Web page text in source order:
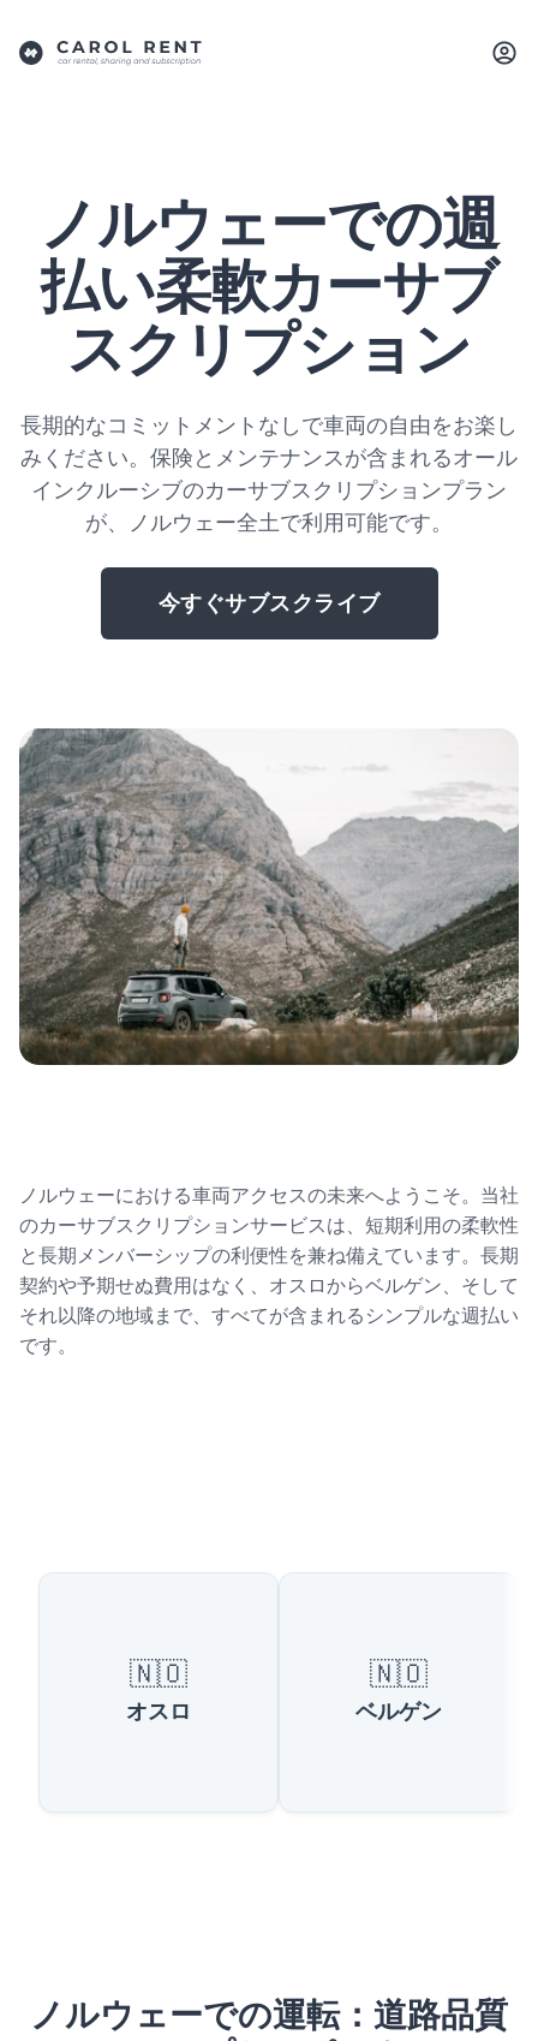
ノルウェーでの週
払い柔軟カーサブ
スクリプション
長期的なコミットメントなしで車両の自由をお楽し
みください。保険とメンテナンスが含まれるオール
インクルーシブのカーサブスクリプションプラン
が、ノルウェー全土で利用可能です。
今すぐサブスクライブ
ノルウェーにおける車両アクセスの未来へようこそ。当社
のカーサブスクリプションサービスは、短期利用の柔軟性
と長期メンバーシップの利便性を兼ね備えています。長期
契約や予期せぬ費用はなく、オスロからベルゲン、そして
それ以降の地域まで、すべてが含まれるシンプルな週払い
です。
利用可能国
🇳🇴
オスロ
🇳🇴
ベルゲン
ノルウェーでの運転：道路品質